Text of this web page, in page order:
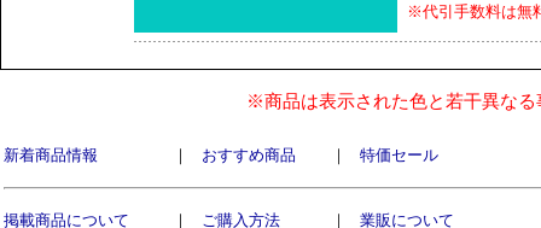
※代引手数料は無
※商品は表示された色と若干異な
新着商品情報 ｜ おすすめ商品 ｜ 特価セール
掲載商品について ｜ ご購入方法 ｜ 業販について